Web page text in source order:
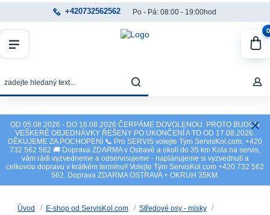
OD 05.08.2026 - DO 16.08.2026 ČERPÁME DOVOLENOU. PROTO BUDOU
VEŠKERÉ OBJEDNÁVKY ŘEŠENY PO UKONČENÍ A TO OD 17.08.2026.
DĚKUJEME ZA POCHOPENÍ 📞 Pro SERVIS volejte Tým ServisKol.com: +420
732 562 562 🚚 Doprava ZDARMA v Ostravě a okolí do 35 km Kola na servis,
vám rádi vyzvedneme a odservisujeme - naplánujeme si vyzvednutí a
celkovou dopravu v krátkém termínu!! Volejte Tým ServisKol.com +420 732 562
562. Doprava ZDARMA OSTRAVA + OKRUH 35KM.
+420732562562 Po - Pá: 08:00 - 19:00hod
0
Úvod E-shop od ServisKol.com
Středové osy - misky